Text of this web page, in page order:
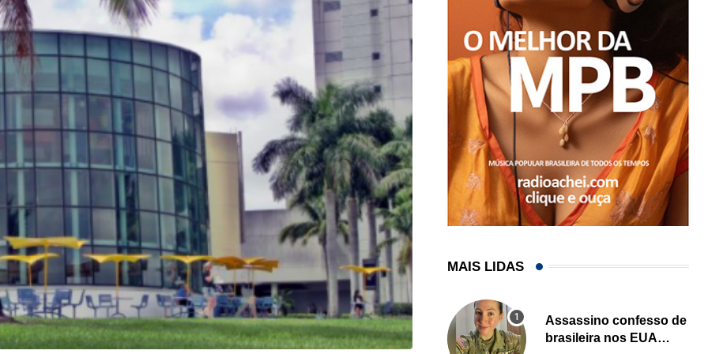
MAIS LIDAS
Assassino confesso de
brasileira nos EUA